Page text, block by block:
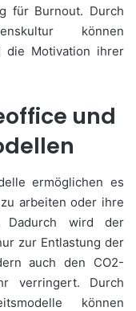
für Burnout. Durch
können
die Motivation ihrer
und
ermöglichen es
arbeiten oder ihre
Dadurch wird der
zur Entlastung der
auch den CO2-
verringert. Durch
können